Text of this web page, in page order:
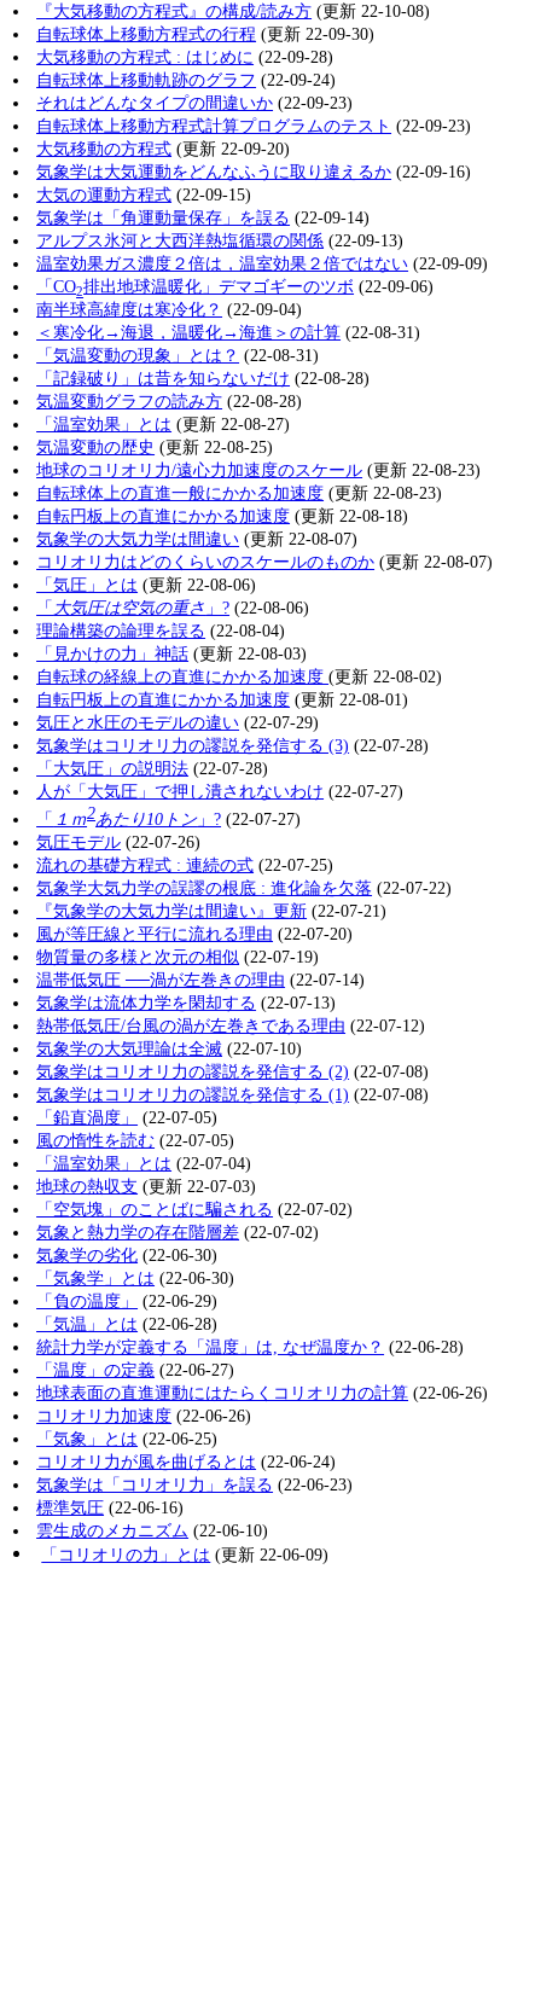
『大気移動の方程式』の構成/読み方 (更新 22-10-08)
自転球体上移動方程式の行程 (更新 22-09-30)
大気移動の方程式 : はじめに (22-09-28)
自転球体上移動軌跡のグラフ (22-09-24)
それはどんなタイプの間違いか (22-09-23)
自転球体上移動方程式計算プログラムのテスト (22-09-23)
大気移動の方程式 (更新 22-09-20)
気象学は大気運動をどんなふうに取り違えるか (22-09-16)
大気の運動方程式 (22-09-15)
気象学は「角運動量保存」を誤る (22-09-14)
アルプス氷河と大西洋熱塩循環の関係 (22-09-13)
温室効果ガス濃度２倍は，温室効果２倍ではない (22-09-09)
「CO2排出地球温暖化」デマゴギーのツボ (22-09-06)
南半球高緯度は寒冷化？ (22-09-04)
＜寒冷化→海退，温暖化→海進＞の計算 (22-08-31)
「気温変動の現象」とは？ (22-08-31)
「記録破り」は昔を知らないだけ (22-08-28)
気温変動グラフの読み方 (22-08-28)
「温室効果」とは (更新 22-08-27)
気温変動の歴史 (更新 22-08-25)
地球のコリオリ力/遠心力加速度のスケール (更新 22-08-23)
自転球体上の直進一般にかかる加速度 (更新 22-08-23)
自転円板上の直進にかかる加速度 (更新 22-08-18)
気象学の大気力学は間違い (更新 22-08-07)
コリオリ力はどのくらいのスケールのものか (更新 22-08-07)
「気圧」とは (更新 22-08-06)
「 大気圧は空気の重さ 」? (22-08-06)
理論構築の論理を誤る (22-08-04)
「見かけの力」神話 (更新 22-08-03)
自転球の経線上の直進にかかる加速度(更新 22-08-02)
自転円板上の直進にかかる加速度 (更新 22-08-01)
気圧と水圧のモデルの違い (22-07-29)
気象学はコリオリ力の謬説を発信する (3) (22-07-28)
「大気圧」の説明法 (22-07-28)
人が「大気圧」で押し潰されないわけ (22-07-27)
「 １ｍ2あたり10トン」? (22-07-27)
気圧モデル (22-07-26)
流れの基礎方程式 : 連続の式 (22-07-25)
気象学大気力学の誤謬の根底 : 進化論を欠落 (22-07-22)
『気象学の大気力学は間違い』更新 (22-07-21)
風が等圧線と平行に流れる理由 (22-07-20)
物質量の多様と次元の相似 (22-07-19)
温帯低気圧 ──渦が左巻きの理由 (22-07-14)
気象学は流体力学を閑却する (22-07-13)
熱帯低気圧/台風の渦が左巻きである理由 (22-07-12)
気象学の大気理論は全滅 (22-07-10)
気象学はコリオリ力の謬説を発信する (2) (22-07-08)
気象学はコリオリ力の謬説を発信する (1) (22-07-08)
「鉛直渦度」
(22-07-05)
風の惰性を読む (22-07-05)
「温室効果」とは (22-07-04)
地球の熱収支 (更新 22-07-03)
「空気塊」のことばに騙される (22-07-02)
気象と熱力学の存在階層差 (22-07-02)
気象学の劣化 (22-06-30)
「気象学」とは (22-06-30)
「負の温度」
(22-06-29)
「気温」とは (22-06-28)
統計力学が定義する「温度」は, なぜ温度か？ (22-06-28)
「温度」の定義 (22-06-27)
地球表面の直進運動にはたらくコリオリ力の計算 (22-06-26)
コリオリ力加速度 (22-06-26)
「気象」とは (22-06-25)
コリオリ力が風を曲げるとは (22-06-24)
気象学は「コリオリ力」を誤る (22-06-23)
標準気圧 (22-06-16)
雲生成のメカニズム (22-06-10)
「コリオリの力」とは (更新 22-06-09)